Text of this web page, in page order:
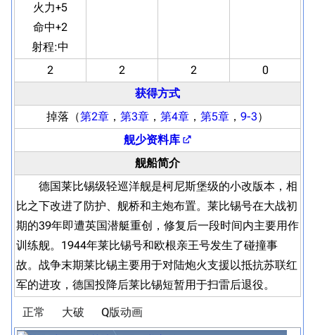
火力+5
命中+2
射程:中
2
2 2
0
获得方式
掉落（第2章 ， 第3章 ， 第4章 ， 第5章 ， 9-3）
舰少资料库
舰船简介
德国莱比锡级轻巡洋舰是柯尼斯堡级的小改版本，相
比之下改进了防护、舰桥和主炮布置。莱比锡号在大战初
期的39年即遭英国潜艇重创，修复后一段时间内主要用作
训练舰。1944年莱比锡号和欧根亲王号发生了碰撞事
故。战争末期莱比锡主要用于对陆炮火支援以抵抗苏联红
军的进攻，德国投降后莱比锡短暂用于扫雷后退役。
正常 大破 Q版动画